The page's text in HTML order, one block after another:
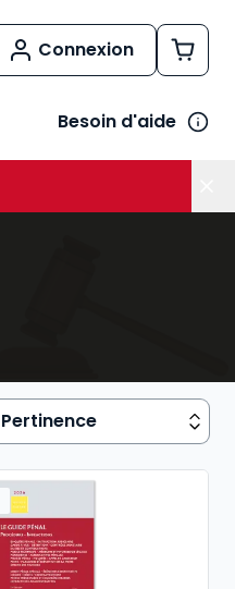
Connexion
Besoin d'aide